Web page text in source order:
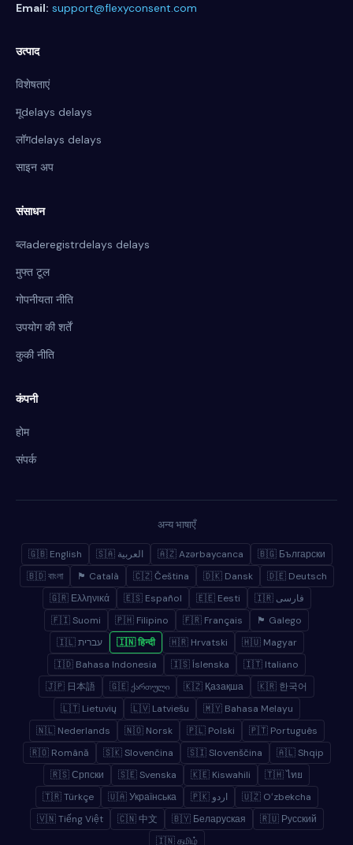
Email: support@flexyconsent.com
उत्पाद
विशेषताएं
मूdelays delays
लॉगdelays delays
साइन अप
संसाधन
ब्लaderegistrdelays delays
मुफ्त टूल
गोपनीयता नीति
उपयोग की शर्तें
कुकी नीति
कंपनी
होम
संपर्क
अन्य भाषाएँ
🇬🇧 English 🇸🇦 العربية 🇦🇿 Azərbaycanca
🇧🇬 Български
🇧🇩 বাংলা
🏴 Català 🇨🇿 Čeština 🇩🇰 Dansk
🇩🇪 Deutsch
🇬🇷 Ελληνικά
🇪🇸 Español 🇪🇪 Eesti
🇮🇷 فارسی
🇫🇮 Suomi
🇵🇭 Filipino 🇫🇷 Français
🏴 Galego
🇮🇱 עברית
🇮🇳 हिन्दी 🇭🇷 Hrvatski
🇭🇺 Magyar
🇮🇩 Bahasa Indonesia
🇮🇸 Íslenska
🇮🇹 Italiano
🇯🇵 日本語
🇬🇪 ქართული 🇰🇿 Қазақша
🇰🇷 한국어
🇱🇹 Lietuvių
🇱🇻 Latviešu
🇲🇾 Bahasa Melayu
🇳🇱 Nederlands
🇳🇴 Norsk 🇵🇱 Polski
🇵🇹 Português
🇷🇴 Română
🇸🇰 Slovenčina 🇸🇮 Slovenščina
🇦🇱 Shqip
🇷🇸 Српски
🇸🇪 Svenska 🇰🇪 Kiswahili
🇹🇭 ไทย
🇹🇷 Türkçe
🇺🇦 Українська 🇵🇰 اردو
🇺🇿 Oʻzbekcha
🇻🇳 Tiếng Việt
🇨🇳 中文 🇧🇾 Беларуская
🇷🇺 Русский
🇮🇳 தமிழ்